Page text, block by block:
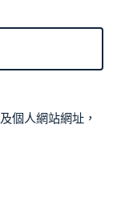
個人網站網址，